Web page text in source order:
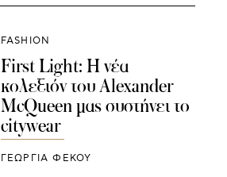
FASHION
First Light: Η νέα
κολεξιόν του Alexander
McQueen μας συστήνει το
citywear
ΓΕΩΡΓΙΑ ΦΕΚΟΥ